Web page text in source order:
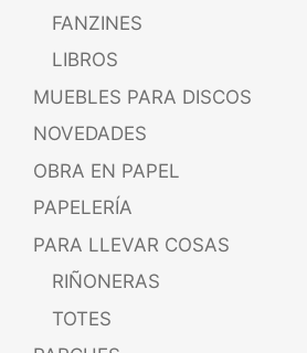
FANZINES
LIBROS
MUEBLES PARA DISCOS
NOVEDADES
OBRA EN PAPEL
PAPELERÍA
PARA LLEVAR COSAS
RIÑONERAS
TOTES